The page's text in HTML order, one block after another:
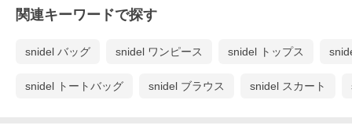
関連キーワードで探す
snidel バッグ snidel ワンピース snidel トップス
snidel トートバッグ snidel ブラウス snidel スカート